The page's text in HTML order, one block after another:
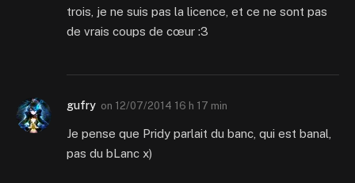
trois, je ne suis pas la licence, et ce ne sont pas
de vrais coups de cœur :3
gufry on 12/07/2014 16 h 17 min
Je pense que Pridy parlait du banc, qui est banal,
pas du bLanc x)